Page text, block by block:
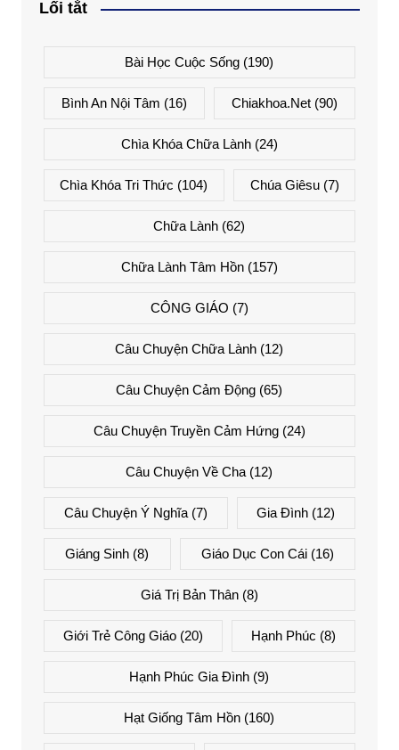
Lối tắt
Bài Học Cuộc Sống (190)
Bình An Nội Tâm (16) Chiakhoa.net (90)
Chìa Khóa Chữa Lành(24)
Chìa Khóa Tri Thức (104) Chúa Giêsu(7)
Chữa Lành (62)
Chữa Lành Tâm Hồn(157)
CÔNG GIÁO (7)
Câu Chuyện Chữa Lành (12)
Câu Chuyện Cảm Động (65)
Câu Chuyện Truyền Cảm Hứng(24)
Câu Chuyện Về Cha (12)
Câu Chuyện Ý Nghĩa(7) Gia Đình (12)
Giáng Sinh (8) Giáo Dục Con Cái(16)
Giá Trị Bản Thân(8)
Giới Trẻ Công Giáo(20) Hạnh Phúc (8)
Hạnh Phúc Gia Đình (9)
Hạt Giống Tâm Hồn (160)